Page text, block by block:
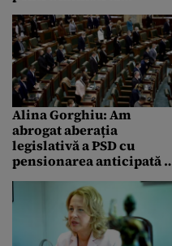
Justiției, după tăierea
ajutorului de
înmormântare pentru
magistrați: ”Ați indus în
mentalul general o
imagine falsă despre cei
care exercită puterea
judecătorească”
Alina Gorghiu: Am
abrogat aberația
legislativă a PSD cu
pensionarea anticipată a